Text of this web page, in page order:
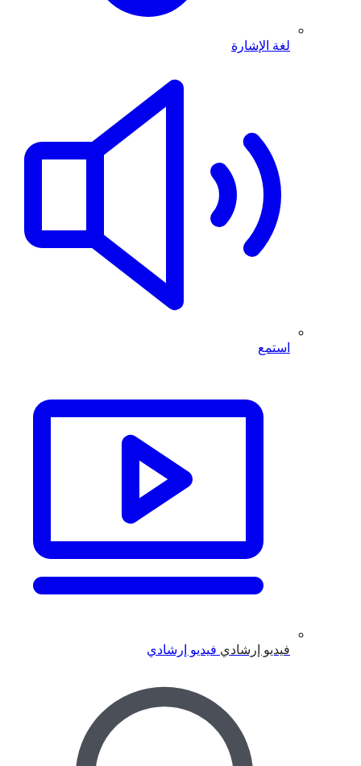
لغة الإشارة
استمع
فيديو إرشادي فيديو إرشادي